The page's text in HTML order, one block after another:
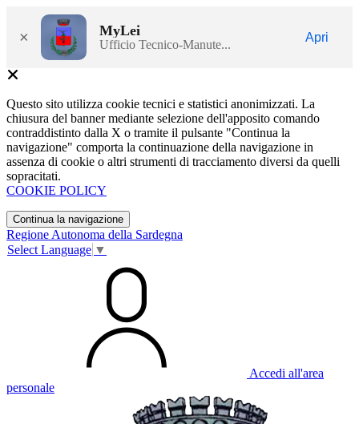
× MyLei
Ufficio Tecnico-Manute...
Apri
Questo sito utilizza cookie tecnici e statistici anonimizzati. La
chiusura del banner mediante selezione dell'apposito comando
contraddistinto dalla X o tramite il pulsante "Continua la
navigazione" comporta la continuazione della navigazione in
assenza di cookie o altri strumenti di tracciamento diversi da quelli
sopracitati.
COOKIE POLICY
Continua la navigazione
Regione Autonoma della Sardegna
Select Language ▼
Accedi all'area
personale